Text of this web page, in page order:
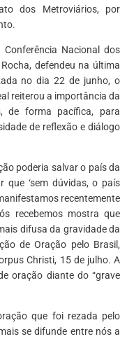
dos Metroviários, por
Nacional dos
defendeu na última
no dia 22 de junho, o
reiterou a importância da
de forma pacífica, para
de reflexão e diálogo
poderia salvar o país da
‘sem dúvidas, o país
recentemente
recebemos mostra que
difusa da gravidade da
de Oração pelo Brasil,
Christi, 15 de julho. A
oração diante do “grave
que foi rezada pelo
se difunde entre nós a